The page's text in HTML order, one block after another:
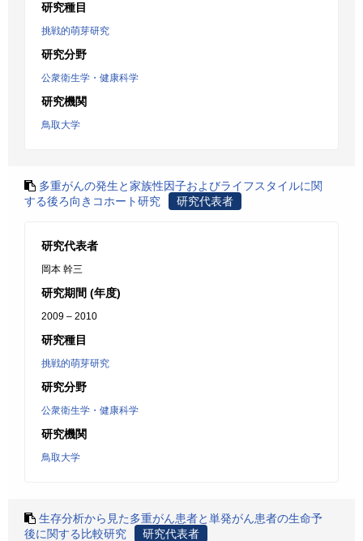
研究種目
挑戦的萌芽研究
研究分野
公衆衛生学・健康科学
研究機関
鳥取大学
多重がんの発生と家族性因子およびライフスタイルに関
する後ろ向きコホート研究
研究代表者
研究代表者
岡本 幹三
研究期間 (年度)
2009 – 2010
研究種目
挑戦的萌芽研究
研究分野
公衆衛生学・健康科学
研究機関
鳥取大学
生存分析から見た多重がん患者と単発がん患者の生命予
後に関する比較研究
研究代表者